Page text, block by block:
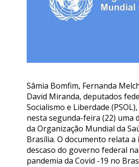
Sâmia Bomfim, Fernanda
David Miranda, deputados
Socialismo e Liberdade
nesta segunda-feira (22) uma
da Organização Mundial da
Brasília. O documento relata a
descaso do governo federal
pandemia da Covid -19 no